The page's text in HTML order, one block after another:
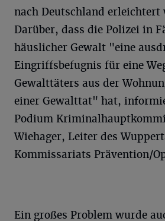
nach Deutschland erleichtert
Darüber, dass die Polizei in
häuslicher Gewalt "eine
Eingriffsbefugnis für eine
Gewalttäters aus der
einer Gewalttat" hat,
Podium
Wiehager, Leiter des
Kommissariats Prävention/
Ein großes Problem wurde